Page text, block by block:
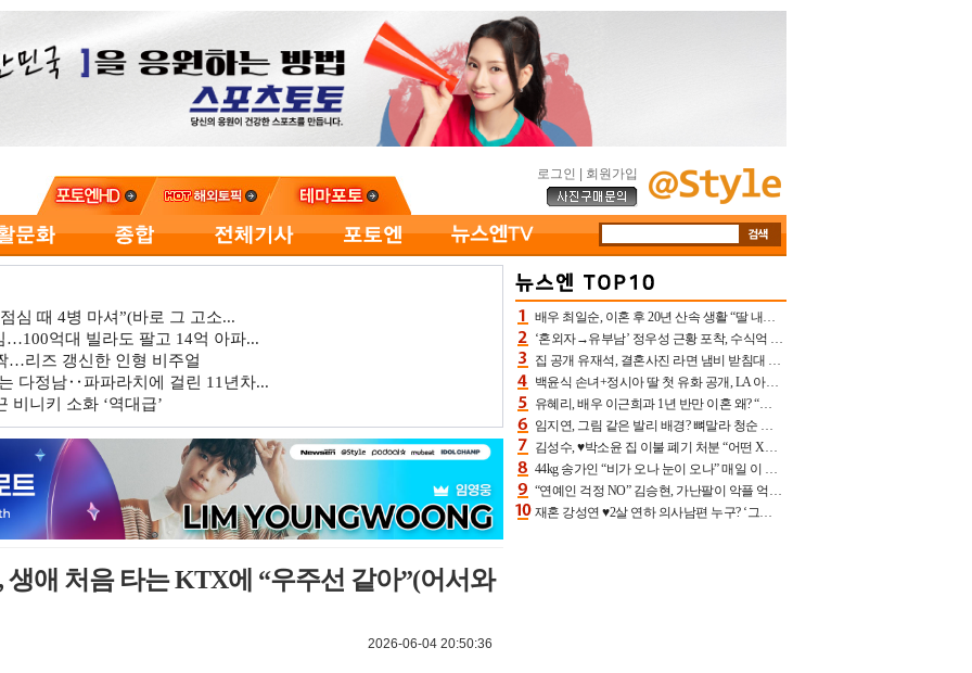
로그인 회원가입
심 때 4병 마셔”(바로 그 고소...
억대 빌라도 팔고 14억 아파...
…리즈 갱신한 인형 비주얼
다정남‥파파라치에 걸린 11년차...
비니키 소화 ‘역대급’
생애 처음 타는 KTX에 “우주선 같아”(어서와
2026-06-04 20:50:36
배우 최일순, 이혼 후 20년 산속 생활 “딸 내가 버렸다고 원망‥맘 아파”(특종)[어제TV]
‘혼외자→유부남’ 정우성 근황 포착, 수식억 해킹 피해 후배 만났다 “존경하는”
집 공개 유재석, 결혼사진 라면 냄비 받침대 되고 분노‥가족사진도 피해(놀뭐)[어제TV]
백윤식 손녀+정시아 딸 첫 유화 공개, LA 아트쇼→서울국제조각페스타 작가다운 수준급 실력
유혜리, 배우 이근희과 1년 반만 이혼 왜? “식칼 꽂고 의자 던져” 충격 폭로(특종)[어제TV]
임지연, 그림 같은 발리 배경? 뼈말라 청순 비키니 핏에 상대 안 되네
김성수, ♥박소윤 집 이불 폐기 처분 “어떤 X이랑 썼을지 몰라” 질투(신랑수업2)[어제TV]
44kg 송가인 “비가 오나 눈이 오나” 매일 이 운동, 허벅지 근육량 상승+체지방 감소
“연예인 걱정 NO” 김승현, 가난팔이 악플 억울할만‥아내+딸과 日 여행
재혼 강성연 ♥2살 연하 의사남편 누구? ‘그알’ 자문의에 훈남 비주얼 초엘리트 스펙 [종합]